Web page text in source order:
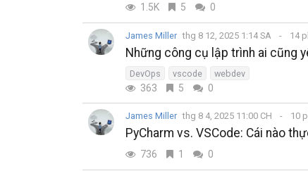
1.5K 5 0
James Miller thg 8 12, 2025 1:14 SA 14
Những công cụ lập trình ai cũng
DevOps vscode webdev
363 5 0
James Miller thg 8 4, 2025 11:00 CH 10
PyCharm vs. VSCode: Cái nào
736 1 0